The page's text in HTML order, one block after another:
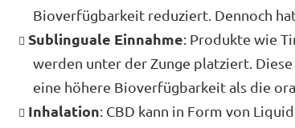
Bioverfügbarkeit reduziert. Dennoch
Sublinguale Einnahme: Produkte wie
werden unter der Zunge platziert.
eine höhere Bioverfügbarkeit als die
Inhalation: CBD kann in Form von